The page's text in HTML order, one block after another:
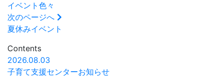
イベント色々
次のページへ
夏休みイベント
Contents
2026.08.03
子育て支援センターお知らせ